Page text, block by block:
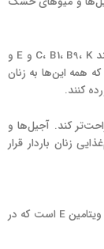
آجیل و میوه های خشک منابع غنی از ویتامین‌هایی مانند C، B1، B9، K و E و
همه این‌ها به زنان
کنند.
کند. آجیل‌ها و
زنان باردار قرار
بادام شامل مواد معدنی چون کلسیم، منیزیم، پروتئین و ویتامین E است که در